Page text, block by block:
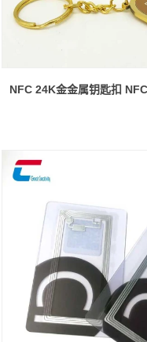
NFC 24K金金属钥匙扣